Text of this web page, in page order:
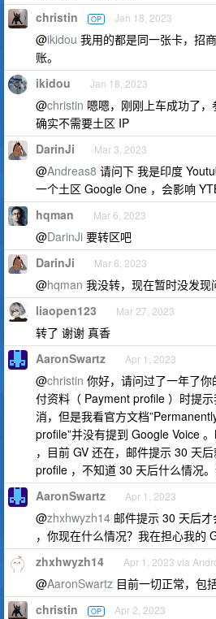
christin OP Jan 18, 2023
@ikidou 我用的都是同一张卡，招
账。
ikidou Jan 18, 2023
@christin 嗯嗯，刚刚上车成功了，
确实不需要土区 IP
DarinJi Mar 3, 2023
@Andreas8 请问下 我是印度
一个土区 Google One ，会影响
hqman Mar 6, 2023
@DarinJi 要转区吧
DarinJi Mar 6, 2023
@hqman 我没转，现在暂时没发现
liaopen123 Mar 27, 2023
转了 谢谢 真香
AaronSwartz Apr 1, 2023
@christin 你好，请问过了一年了
付资料（ Payment profile ）时提
消，但是我看官方文档
profile”并没有提到 Google Voice
，目前 GV 还在，邮件提示 30 天
profile ，不知道 30 天后什么情况。
AaronSwartz Apr 1, 2023
@zhxhwyzh14 邮件提示 30 天后
，你现在什么情况？我在担心我的
zhxhwyzh14 Apr 1, 2023 via
@AaronSwartz 目前一切正常，包
christin OP Apr 2, 2023